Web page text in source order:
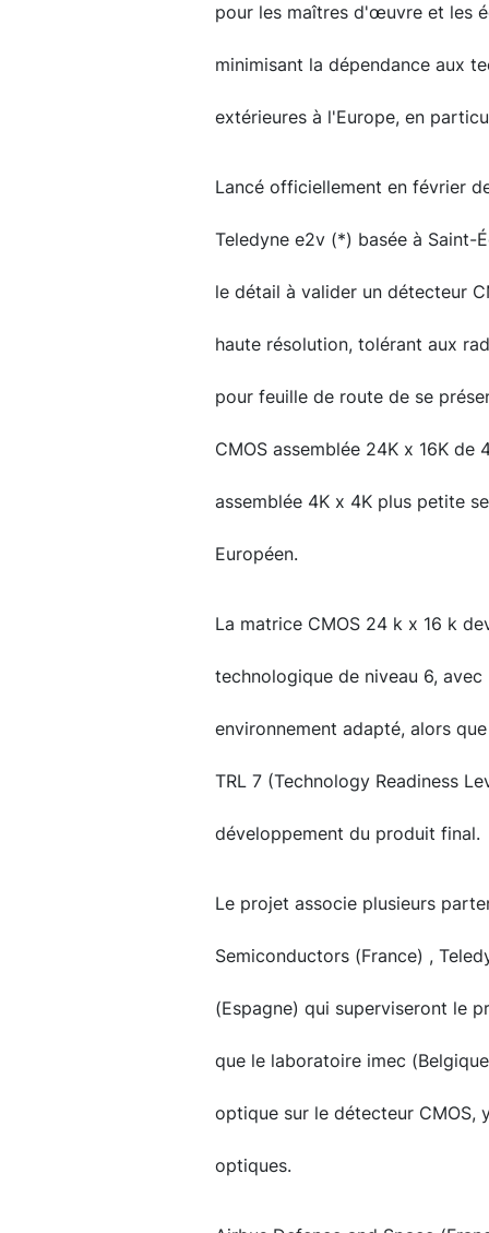
pour les maîtres d'œuvre et les
minimisant la dépendance aux
extérieures à l'Europe, en
Lancé officiellement en février
Teledyne e2v (*) basée à Saint-
le détail à valider un détecteur
haute résolution, tolérant aux
pour feuille de route de se
CMOS assemblée 24K x 16K de
assemblée 4K x 4K plus petite
Européen.
La matrice CMOS 24 k x 16 k
technologique de niveau 6,
environnement adapté, alors
TRL 7 (Technology Readiness
développement du produit final.
Le projet associe plusieurs
Semiconductors (France) ,
(Espagne) qui superviseront le
que le laboratoire imec
optique sur le détecteur CMOS,
optiques.